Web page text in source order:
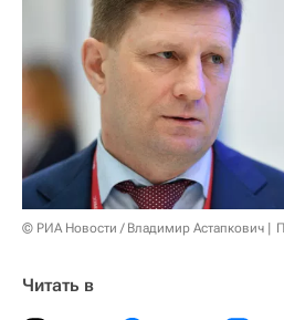
© РИА Новости / Владимир Астапкович
Читать в